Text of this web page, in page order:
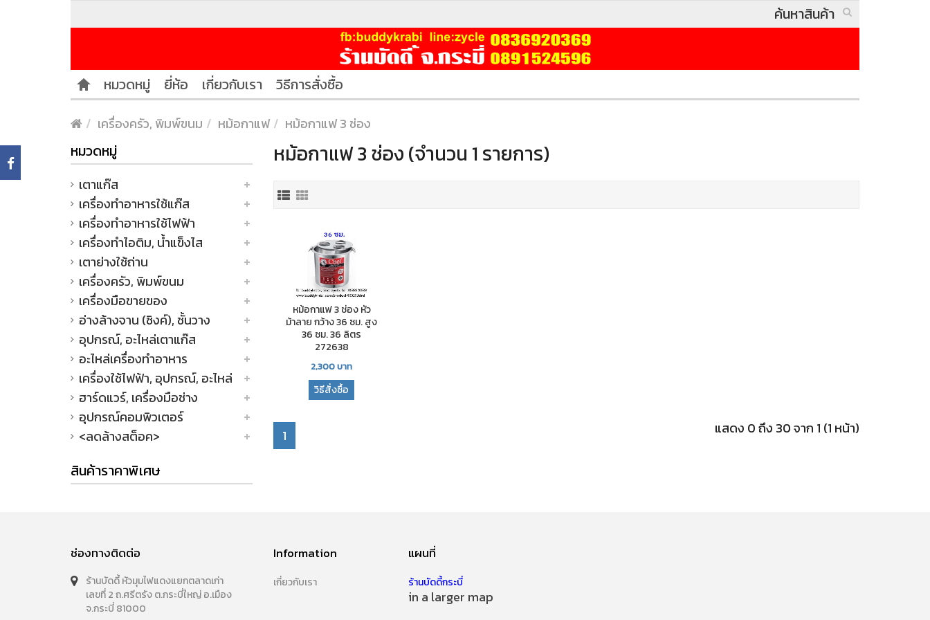
หมวดหมู่ ยี่ห้อ เกี่ยวกับเรา วิธีการสั่งซื้อ
เครื่องครัว, พิมพ์ขนม หม้อกาแฟ หม้อกาแฟ 3 ช่อง
หมวดหมู่
เตาแก๊ส
เครื่องทำอาหารใช้แก๊ส
เครื่องทำอาหารใช้ไฟฟ้า
เครื่องทำไอติม, น้ำแข็งไส
เตาย่างใช้ถ่าน
เครื่องครัว, พิมพ์ขนม
เครื่องมือขายของ
อ่างล้างจาน (ซิงค์), ชั้นวาง
อุปกรณ์, อะไหล่เตาแก๊ส
อะไหล่เครื่องทำอาหาร
เครื่องใช้ไฟฟ้า, อุปกรณ์, อะไหล่
ฮาร์ดแวร์, เครื่องมือช่าง
อุปกรณ์คอมพิวเตอร์
<ลดล้างสต็อค>
สินค้าราคาพิเศษ
หม้อกาแฟ 3 ช่อง (จำนวน 1 รายการ)
หม้อกาแฟ 3 ช่อง หัว
ม้าลาย กว้าง 36 ซม. สูง
36 ซม. 36 ลิตร
272638
2,300บาท
วิธีสั่งซื้อ
1 แสดง 0 ถึง 30 จาก 1 (1 หน้า)
ช่องทางติดต่อ
ร้านบัดดี้ หัวมุมไฟแดงแยกตลาดเก่า
เลขที่ 2 ถ.ศรีตรัง ต.กระบี่ใหญ่ อ.เมือง
จ.กระบี่ 81000
Information
เกี่ยวกับเรา
แผนที่
ร้านบัดดี้กระบี่
in a larger map